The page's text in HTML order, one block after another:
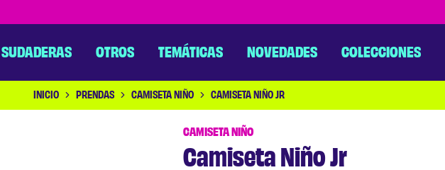
SUDADERAS OTROS TEMÁTICAS NOVEDADES COLECCIONES
INICIO PRENDAS CAMISETA NIÑO CAMISETA NIÑO JR
CAMISETA NIÑO
Camiseta Niño Jr